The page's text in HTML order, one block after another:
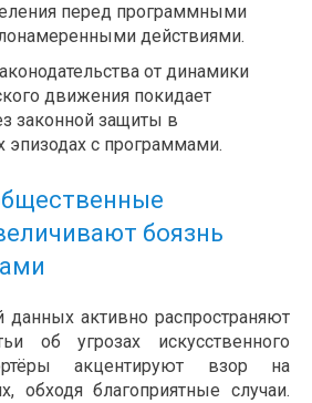
перед программными
действиями.
от динамики
движения покидает
законной защиты в
эпизодах с программами.
боязнь
данных активно распространяют
об угрозах искусственного
акцентируют взор на
обходя благоприятные случаи.